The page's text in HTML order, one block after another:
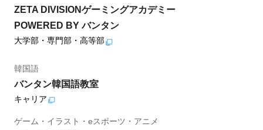
ZETA DIVISIONゲーミングアカデミー
POWERED BY バンタン
大学部・専門部・高等部
韓国語
バンタン韓国語教室
キャリア
ゲーム・イラスト・eスポーツ・アニメ